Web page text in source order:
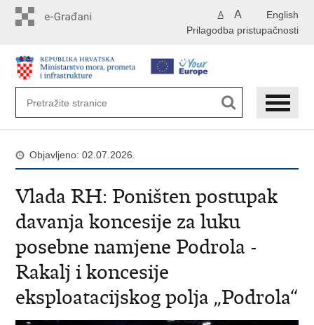
English
A A
Prilagodba pristupačnosti
Objavljeno: 02.07.2026.
Vlada RH: Poništen postupak
davanja koncesije za luku
posebne namjene Podrola -
Rakalj i koncesije
eksploatacijskog polja „Podrola“